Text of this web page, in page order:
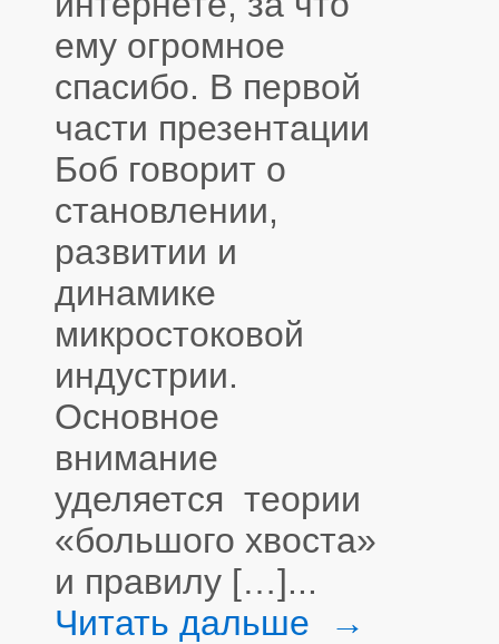
ему огромное
спасибо. В первой
части презентации
Боб говорит о
становлении,
развитии и
динамике
микростоковой
индустрии.
Основное
внимание
уделяется теории
«большого хвоста»
и правилу […]...
Читать дальше →